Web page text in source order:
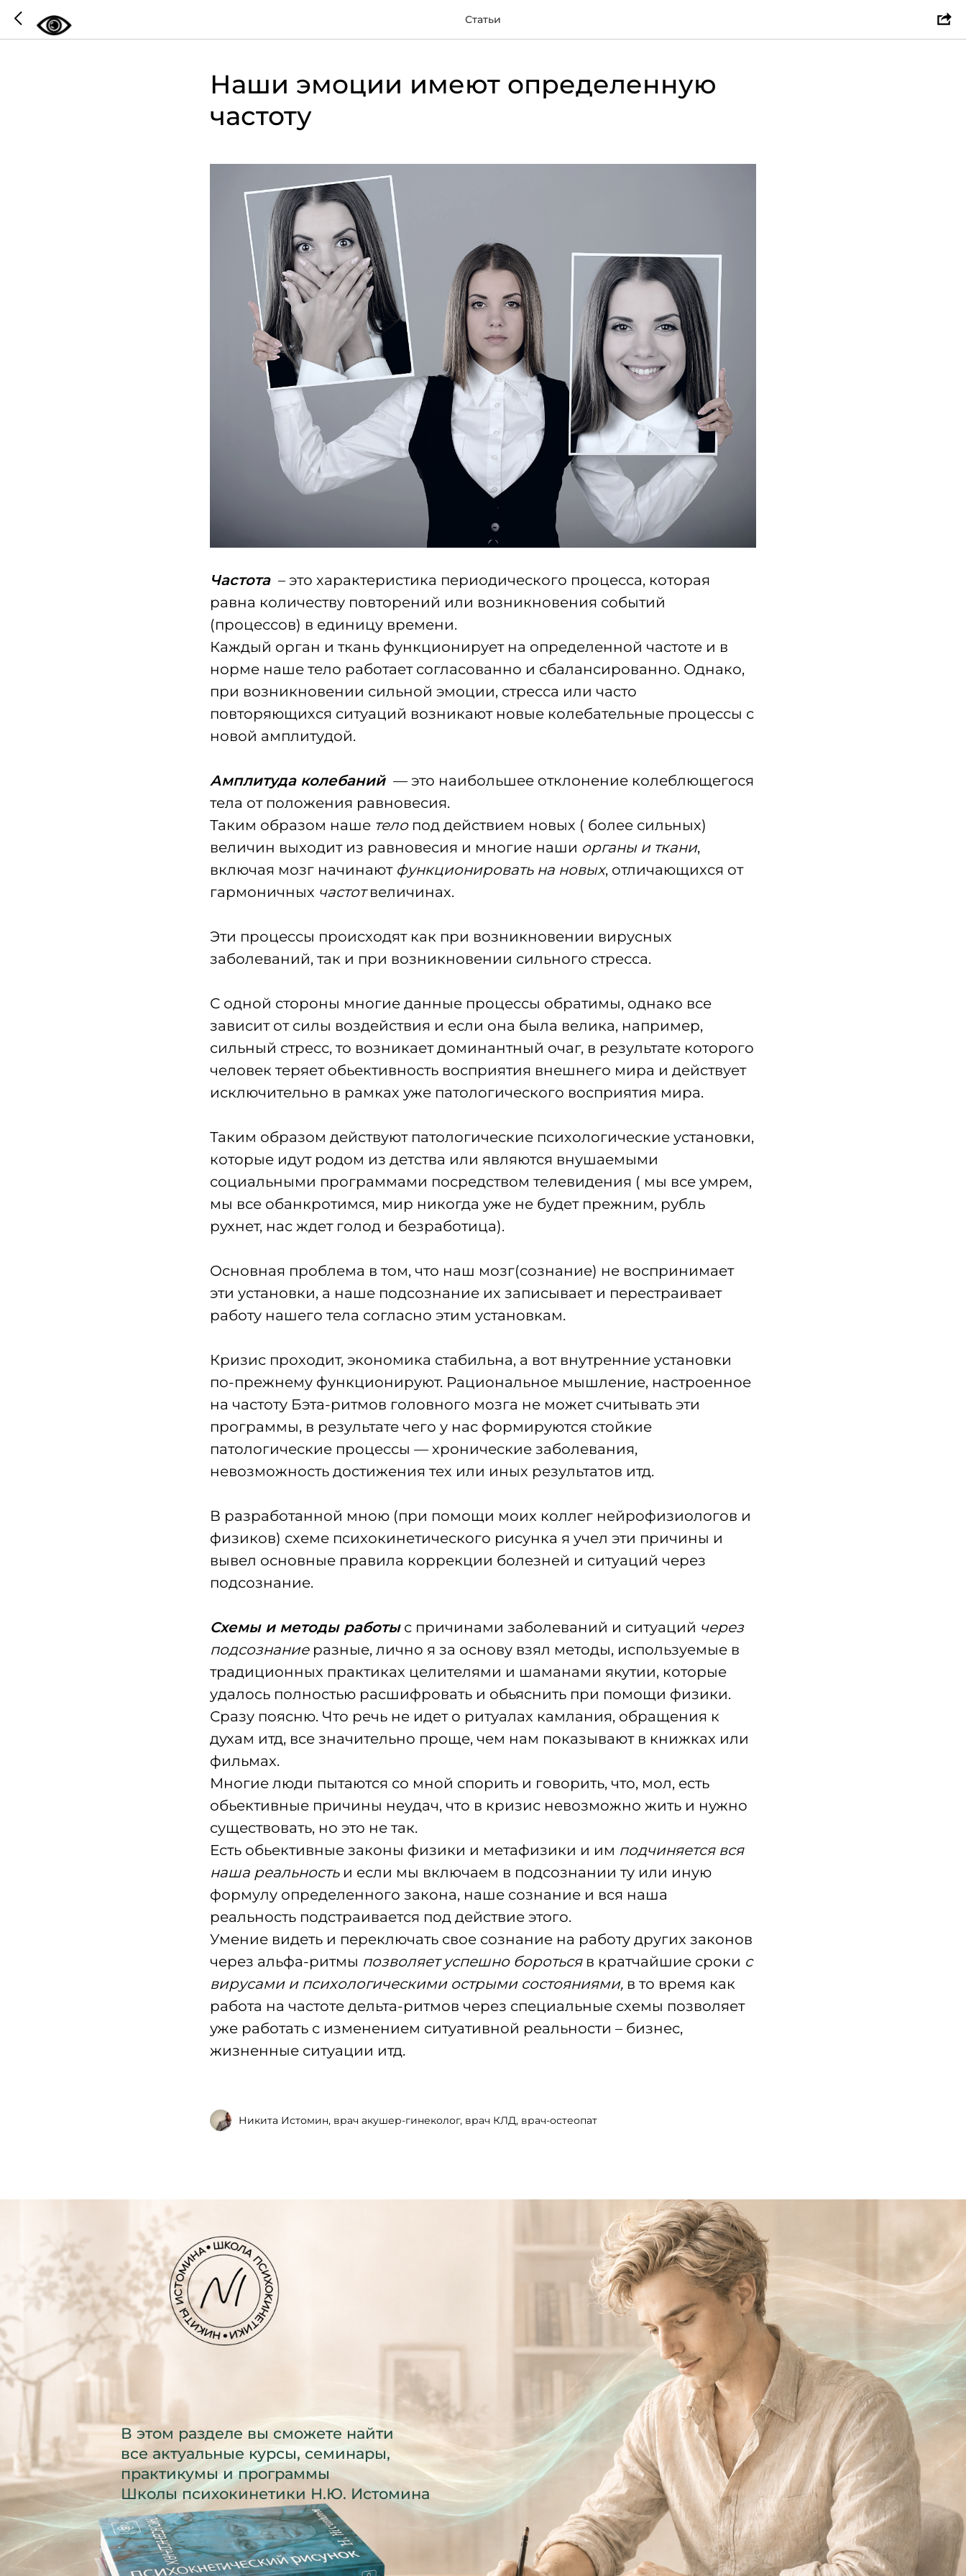
Статьи
Наши эмоции имеют определенную
частоту
Частота – это характеристика периодического процесса, которая
равна количеству повторений или возникновения событий
(процессов) в единицу времени.
Каждый орган и ткань функционирует на определенной частоте и в
норме наше тело работает согласованно и сбалансированно. Однако,
при возникновении сильной эмоции, стресса или часто
повторяющихся ситуаций возникают новые колебательные процессы с
новой амплитудой.
Амплитуда колебаний — это наибольшее отклонение колеблющегося
тела от положения равновесия.
Таким образом наше телопод действием новых ( более сильных)
величин выходит из равновесия и многие наши органы и ткани,
включая мозг начинаютфункционировать на новых, отличающихся от
гармоничных частотвеличинах.
Эти процессы происходят как при возникновении вирусных
заболеваний, так и при возникновении сильного стресса.
С одной стороны многие данные процессы обратимы, однако все
зависит от силы воздействия и если она была велика, например,
сильный стресс, то возникает доминантный очаг, в результате которого
человек теряет обьективность восприятия внешнего мира и действует
исключительно в рамках уже патологического восприятия мира.
Таким образом действуют патологические психологические установки,
которые идут родом из детства или являются внушаемыми
социальными программами посредством телевидения ( мы все умрем,
мы все обанкротимся, мир никогда уже не будет прежним, рубль
рухнет, нас ждет голод и безработица).
Основная проблема в том, что наш мозг(сознание) не воспринимает
эти установки, а наше подсознание их записывает и перестраивает
работу нашего тела согласно этим установкам.
Кризис проходит, экономика стабильна, а вот внутренние установки
по-прежнему функционируют. Рациональное мышление, настроенное
на частоту Бэта-ритмов головного мозга не может считывать эти
программы, в результате чего у нас формируются стойкие
патологические процессы — хронические заболевания,
невозможность достижения тех или иных результатов итд.
В разработанной мною (при помощи моих коллег нейрофизиологов и
физиков) схеме психокинетического рисунка я учел эти причины и
вывел основные правила коррекции болезней и ситуаций через
подсознание.
Схемы и методы работы с причинами заболеваний и ситуаций через
подсознаниеразные, лично я за основу взял методы, используемые в
традиционных практиках целителями и шаманами якутии, которые
удалось полностью расшифровать и обьяснить при помощи физики.
Сразу поясню. Что речь не идет о ритуалах камлания, обращения к
духам итд, все значительно проще, чем нам показывают в книжках или
фильмах.
Многие люди пытаются со мной спорить и говорить, что, мол, есть
обьективные причины неудач, что в кризис невозможно жить и нужно
существовать, но это не так.
Есть обьективные законы физики и метафизики и им подчиняется вся
наша реальностьи если мы включаем в подсознании ту или иную
формулу определенного закона, наше сознание и вся наша
реальность подстраивается под действие этого.
Умение видеть и переключать свое сознание на работу других законов
через альфа-ритмы позволяет успешно боротьсяв кратчайшие сроки с
вирусами и психологическими острыми состояниями, в то время как
работа на частоте дельта-ритмов через специальные схемы позволяет
уже работать с изменением ситуативной реальности – бизнес,
жизненные ситуации итд.
Никита Истомин, врач акушер-гинеколог, врач КЛД, врач-остеопат
практикумы и программы
Школы психокинетики Н.Ю. Истомина
Годовая программа
«Интегративные психотехники»
Обучение методу ПКР и другим психокинетическим техникам
для решения своих запросов и работы с другими людьми.
Помогайте себе и другим там, где бессильны классические